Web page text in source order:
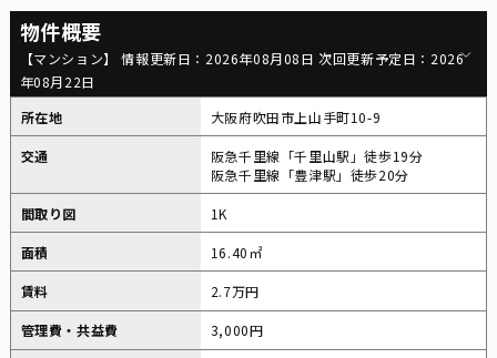
物件概要
【マンション】 情報更新日：2026年08月08日 次回更新予定日：2026
年08月22日
所在地
大阪府吹田市上山手町10-9
交通
阪急千里線「千里山駅」徒歩19分
阪急千里線「豊津駅」徒歩20分
間取り図 1K
面積 16.40㎡
賃料 2.7万円
管理費・共益費 3,000円